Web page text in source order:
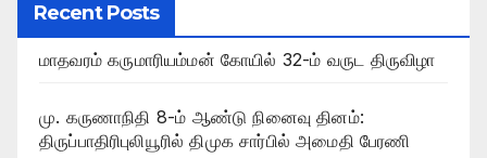
Recent Posts
மாதவரம் கருமாரியம்மன் கோயில் 32-ம் வருட திருவிழா
மு. கருணாநிதி 8-ம் ஆண்டு நினைவு தினம்:
திருப்பாதிரிபுலியூரில் திமுக சார்பில் அமைதி பேரணி